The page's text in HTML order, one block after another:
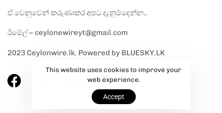
ඒ වෙනුවෙන් කරුණාකර අපට දැනුම්දෙන්න..
ඊමේල් – ceylonewireyt@gmail.com
2023 Ceylonwire.lk. Powered by BLUESKY.LK
This website uses cookies to improve your
web experience.
Accept